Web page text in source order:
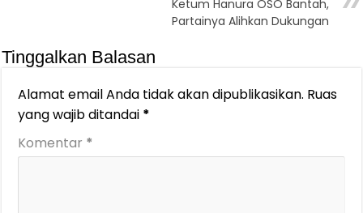
Ketum Hanura OSO Bantah,
Partainya Alihkan Dukungan
Tinggalkan Balasan
Alamat email Anda tidak akan dipublikasikan. Ruas
yang wajib ditandai *
Komentar *